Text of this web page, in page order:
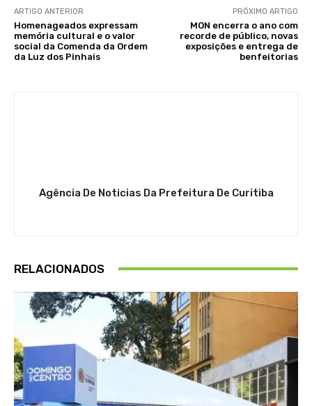
ARTIGO ANTERIOR
Homenageados expressam
memória cultural e o valor
social da Comenda da Ordem
da Luz dos Pinhais
PRÓXIMO ARTIGO
MON encerra o ano com
recorde de público, novas
exposições e entrega de
benfeitorias
Agência De Noticias Da Prefeitura De Curitiba
RELACIONADOS